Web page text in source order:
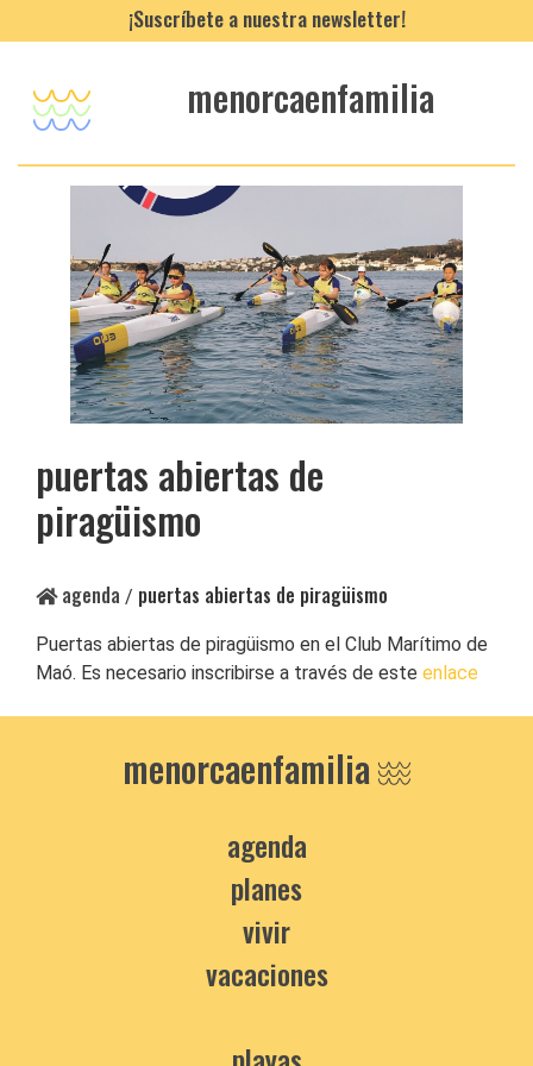
¡Suscríbete a nuestra newsletter!
menorcaenfamilia
puertas abiertas de
piragüismo
agenda / puertas abiertas de piragüismo
Puertas abiertas de piragüismo en el Club Marítimo de
Maó. Es necesario inscribirse a través de este enlace
menorcaenfamilia
agenda
planes
vivir
vacaciones